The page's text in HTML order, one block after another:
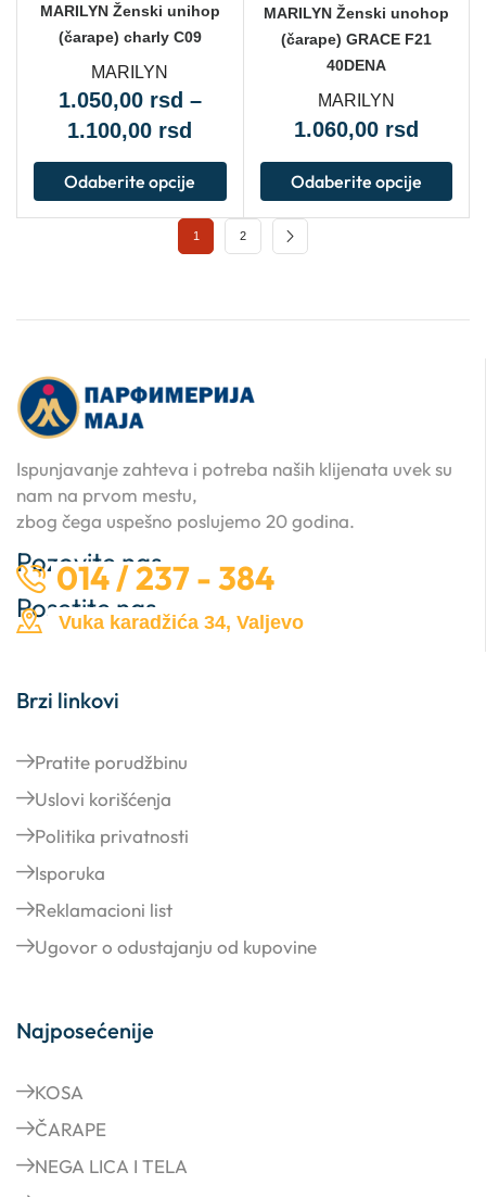
MARILYN Ženski unihop
(čarape) charly C09
MARILYN
1.050,00 rsd –
1.100,00 rsd
Odaberite opcije
MARILYN Ženski unohop
(čarape) GRACE F21
40DENA
MARILYN
1.060,00 rsd
Odaberite opcije
1 2
Ispunjavanje zahteva i potreba naših klijenata uvek su
nam na prvom mestu,
zbog čega uspešno poslujemo 20 godina.
Pozovite nas …
014 / 237 - 384
Posetite nas …
Vuka karadžića 34, Valjevo
Brzi linkovi
Pratite porudžbinu
Uslovi korišćenja
Politika privatnosti
Isporuka
Reklamacioni list
Ugovor o odustajanju od kupovine
Najposećenije
KOSA
ČARAPE
NEGA LICA I TELA